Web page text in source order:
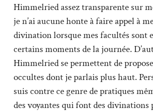
Himmelried assez transparente sur
je n’ai aucune honte à faire appel à
divination lorsque mes facultés sont
certains moments de la journée.
Himmelried se permettent de
occultes dont je parlais plus haut.
suis contre ce genre de pratiques
des voyantes qui font des divinations